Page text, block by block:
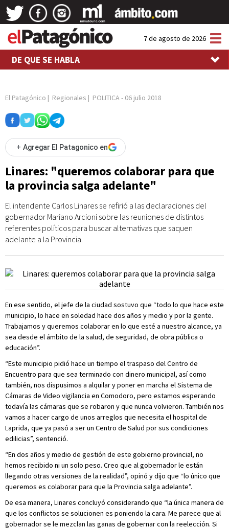
7 de agosto de 2026
DE QUE SE HABLA
El Patagónico | Regionales | POLITICA- 06 julio 2018
+ Agregar El Patagonico en
Linares: "queremos colaborar para que
la provincia salga adelante"
El intendente Carlos Linares se refirió a las declaraciones del
gobernador Mariano Arcioni sobre las reuniones de distintos
referentes políticos para buscar alternativas que saquen
adelante a la Provincia.
En ese sentido, el jefe de la ciudad sostuvo que “todo lo que hace este
municipio, lo hace en soledad hace dos años y medio y por la gente.
Trabajamos y queremos colaborar en lo que esté a nuestro alcance, ya
sea desde el ámbito de la salud, de seguridad, de obra pública o
educación”.
“Este municipio pidió hace un tiempo el traspaso del Centro de
Encuentro para que sea terminado con dinero municipal, así como
también, nos dispusimos a alquilar y poner en marcha el Sistema de
Cámaras de Video vigilancia en Comodoro, pero estamos esperando
todavía las cámaras que se robaron y que nunca volvieron. También nos
vamos a hacer cargo de unos arreglos que necesita el hospital de
Laprida, que ya pasó a ser un Centro de Salud por sus condiciones
edilicias”, sentenció.
“En dos años y medio de gestión de este gobierno provincial, no
hemos recibido ni un solo peso. Creo que al gobernador le están
llegando otras versiones de la realidad”, opinó y dijo que “lo único que
queremos es colaborar para que la Provincia salga adelante”.
De esa manera, Linares concluyó considerando que “la única manera de
que los conflictos se solucionen es poniendo la cara. Me parece que al
gobernador se le mezclan las ganas de gobernar con la reelección. Si